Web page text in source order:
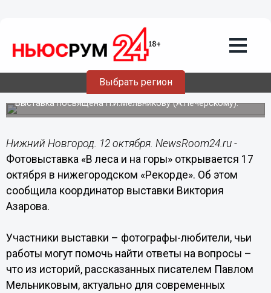
Выбрать регион
Фотовыставка «В леса и на горы»
открывается в нижегородском
Выставка посвящена П.И.Мельникову (А.Печерскому).
Нижний Новгород. 12 октября. NewsRoom24.ru -
Фотовыставка «В леса и на горы» открывается 17
октября в нижегородском «Рекорде». Об этом
сообщила координатор выставки Виктория
Азарова.
Участники выставки – фотографы-любители, чьи
работы могут помочь найти ответы на вопросы –
что из историй, рассказанных писателем Павлом
Мельниковым, актуально для современных